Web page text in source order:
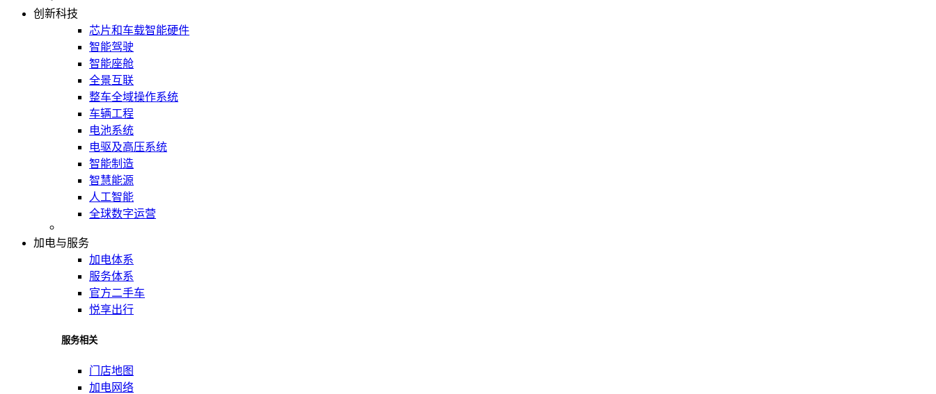
创新科技
芯片和车载智能硬件
智能驾驶
智能座舱
全景互联
整车全域操作系统
车辆工程
电池系统
电驱及高压系统
智能制造
智慧能源
人工智能
全球数字运营
加电与服务
加电体系
服务体系
官方二手车
悦享出行
服务相关
门店地图
加电网络